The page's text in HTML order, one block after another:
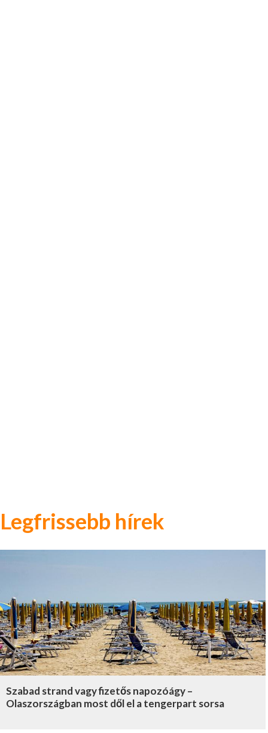
Legfrissebb hírek
Szabad strand vagy fizetős napozóágy –
Olaszországban most dől el a tengerpart sorsa